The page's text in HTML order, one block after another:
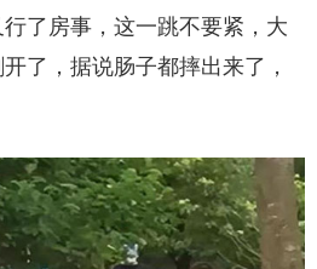
了房事，这一跳不要紧，大
了，据说肠子都摔出来了，